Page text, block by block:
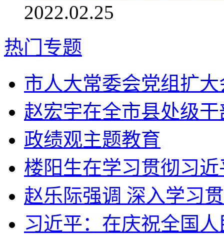
2022.02.25
热门专题
市人大常委会党组扩
赵宏宇在全市县处级
政绩观主题教育
楼阳生在学习贯彻习
赵乐际强调 深入学习
习近平：在庆祝全国